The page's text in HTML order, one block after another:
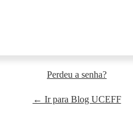
Perdeu a senha?
← Ir para Blog UCEFF